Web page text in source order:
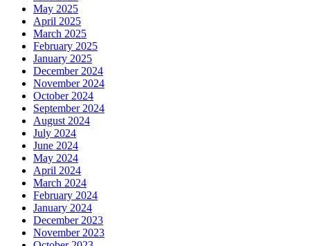
May 2025
April 2025
March 2025
February 2025
January 2025
December 2024
November 2024
October 2024
September 2024
August 2024
July 2024
June 2024
May 2024
April 2024
March 2024
February 2024
January 2024
December 2023
November 2023